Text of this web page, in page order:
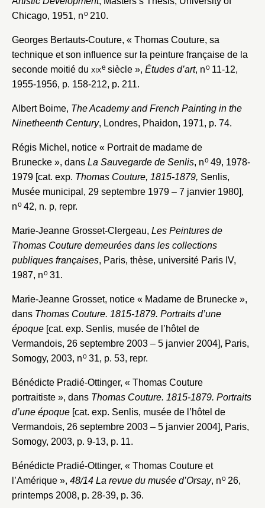
Chicago, 1951, no210.
Georges Bertauts-Couture, « Thomas Couture, sa
technique et son influence sur la peinture française de la
seconde moitié du xixe siècle », Études d’art, no11-12,
1955-1956, p. 158-212, p. 211.
Albert Boime, The Academy and French Painting in the
Ninetheenth Century, Londres, Phaidon, 1971, p. 74.
Régis Michel, notice « Portrait de madame de
Brunecke », dans La Sauvegarde de Senlis, no49, 1978-
1979 [cat. exp. Thomas Couture, 1815-1879, Senlis,
Musée municipal, 29 septembre 1979 – 7 janvier 1980],
no42, n. p, repr.
Marie-Jeanne Grosset-Clergeau, Les Peintures de
Thomas Couture demeurées dans les collections
publiques françaises, Paris, thèse, université Paris IV,
1987, no31.
Marie-Jeanne Grosset, notice « Madame de Brunecke »,
dans Thomas Couture. 1815-1879. Portraits d’une
époque [cat. exp. Senlis, musée de l’hôtel de
Vermandois, 26 septembre 2003 – 5 janvier 2004], Paris,
Somogy, 2003, no31, p. 53, repr.
Bénédicte Pradié-Ottinger, « Thomas Couture
portraitiste », dans Thomas Couture. 1815-1879. Portraits
d’une époque [cat. exp. Senlis, musée de l’hôtel de
Vermandois, 26 septembre 2003 – 5 janvier 2004], Paris,
Somogy, 2003, p. 9-13, p. 11.
Bénédicte Pradié-Ottinger, « Thomas Couture et
l’Amérique », 48/14 La revue du musée d’Orsay, no26,
printemps 2008, p. 28-39, p. 36.
Valider
Nouveau dossier
Créer et ajouter
Envoyer
Vous avez oublié votre mot de passe ?Cliquez ici